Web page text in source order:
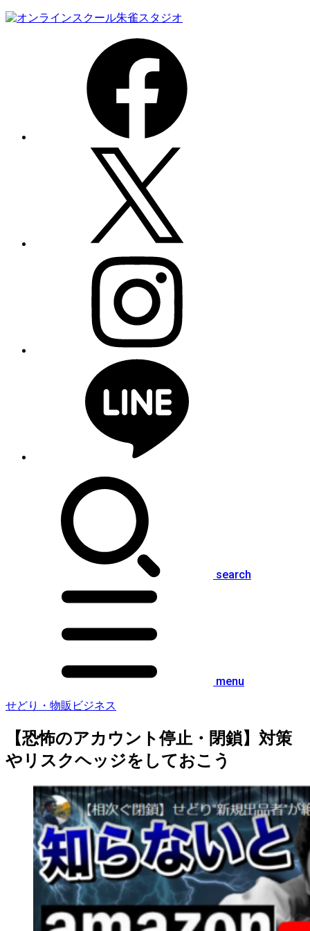
search
menu
せどり・物販ビジネス
【恐怖のアカウント停止・閉鎖】対策
やリスクヘッジをしておこう